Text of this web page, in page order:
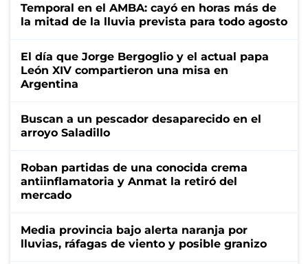
Temporal en el AMBA: cayó en horas más de
la mitad de la lluvia prevista para todo agosto
El día que Jorge Bergoglio y el actual papa
León XIV compartieron una misa en
Argentina
Buscan a un pescador desaparecido en el
arroyo Saladillo
Roban partidas de una conocida crema
antiinflamatoria y Anmat la retiró del
mercado
Media provincia bajo alerta naranja por
lluvias, ráfagas de viento y posible granizo